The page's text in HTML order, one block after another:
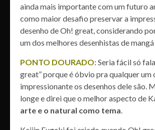
ainda mais importante com um futuro
como maior desafio preservar a
desenho de Oh! great, considerando
um dos melhores desenhistas de
PONTO DOURADO: Seria fácil só
great” porque é óbvio pra qualquer um
impressionante os desenhos dele são.
longe e direi que o melhor aspecto de
arte e o natural como tema.